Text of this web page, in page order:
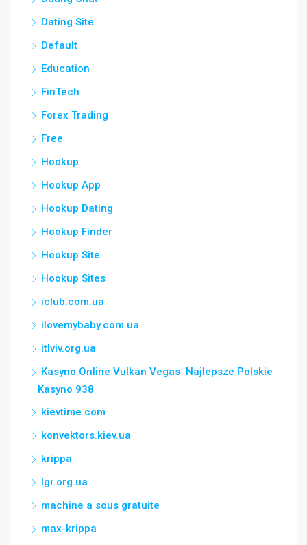
Dating Site
Default
Education
FinTech
Forex Trading
Free
Hookup
Hookup App
Hookup Dating
Hookup Finder
Hookup Site
Hookup Sites
iclub.com.ua
ilovemybaby.com.ua
itlviv.org.ua
Kasyno Online Vulkan Vegas ️ Najlepsze Polskie
Kasyno 938
kievtime.com
konvektors.kiev.ua
krippa
lgr.org.ua
machine a sous gratuite
max-krippa